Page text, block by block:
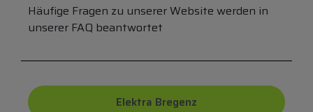
Häufige Fragen zu unserer Website werden in
unserer FAQ beantwortet
Elektra Bregenz